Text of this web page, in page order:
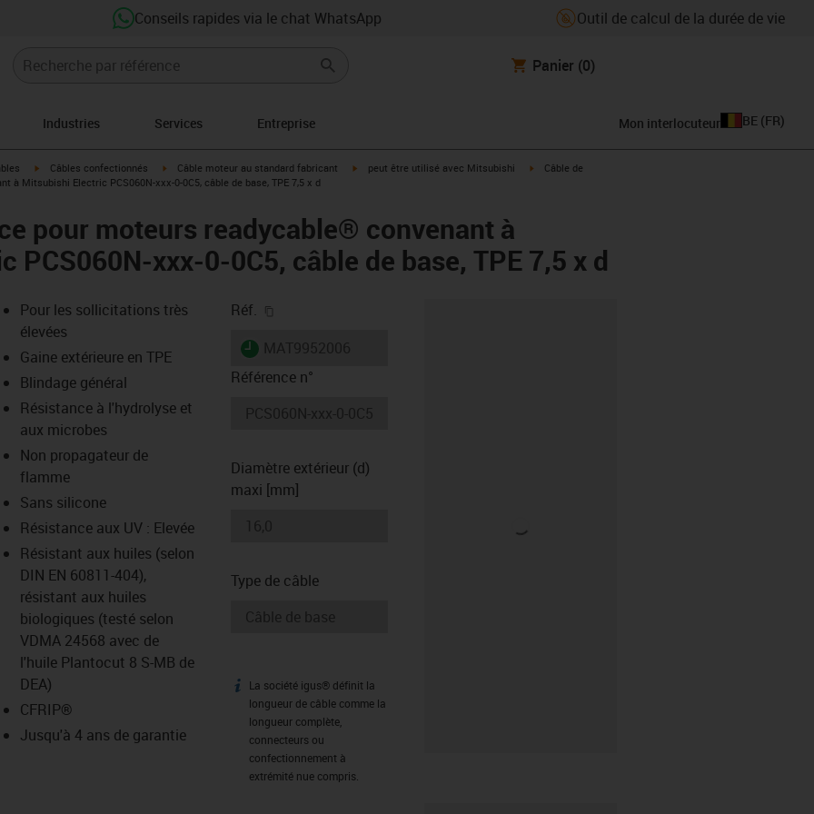
Conseils rapides via le chat WhatsApp Outil de calcul de la durée de vie
Panier (0)
Industries Services Entreprise Mon interlocuteur BE (FR)
igus-icon-arrow-right
Câbles confectionnés igus-icon-arrow-right
Câble moteur au standard fabricant igus-icon-arrow-right
peut être utilisé avec Mitsubishi igus-icon-arrow-right
Câble de
à Mitsubishi Electric PCS060N-xxx-0-0C5, câble de base, TPE 7,5 x d
pour moteurs readycable® convenant à
PCS060N-xxx-0-0C5, câble de base, TPE 7,5 x d
icon-lupe
icon-lupe
Pour les sollicitations très
élevées
Gaine extérieure en TPE
Blindage général
Résistance à l'hydrolyse et
aux microbes
Non propagateur de
flamme
Sans silicone
Résistance aux UV : Elevée
Résistant aux huiles (selon
DIN EN 60811-404),
résistant aux huiles
biologiques (testé selon
VDMA 24568 avec de
l'huile Plantocut 8 S-MB de
DEA)
CFRIP®
Jusqu'à 4 ans de garantie
Réf.
igus-icon-lieferzeit
Référence n°
Diamètre extérieur (d)
maxi [mm]
Type de câble
igus-icon-info
La société igus® définit la
longueur de câble comme la
longueur complète,
connecteurs ou
confectionnement à
extrémité nue compris.